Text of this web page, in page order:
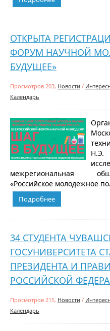
ОТКРЫТА
ФОРУМ НАУЧНОЙ
БУДУЩЕЕ»
Просмотров 203, Новости /
Календарь
Н.Э.
межрегиональная
«Российское молодежное
Подробнее
34 СТУДЕНТА
ГОСУНИВЕРСИТЕТА
ПРЕЗИДЕНТА И
РОССИЙСКОЙ
Просмотров 215, Новости /
Календарь